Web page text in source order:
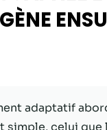
adaptatif
simple, celui